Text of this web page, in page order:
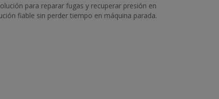
para reparar fugas y recuperar presión en
fiable sin perder tiempo en máquina parada.